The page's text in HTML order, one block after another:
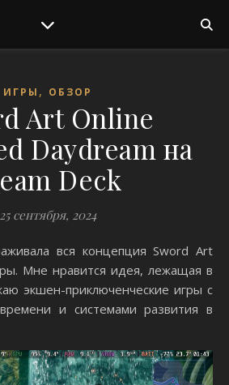
ИГРЫ , ОБЗОР
Art Online
Daydream на
Deck
25 сентября, 2024
Мне нравится идея, лежащая в
экшен-приключенческие игры с
и системами развития в